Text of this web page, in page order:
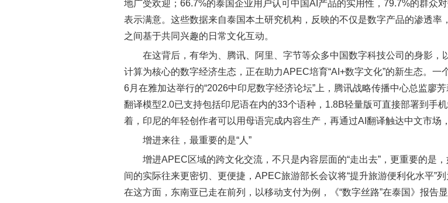
地广受欢迎；66.7%的泰国企业用户认可中国AI产品的实用性，79.7%的群众
表示满意。这些数据来自泰国本土研究机构，反映的不仅是数字产品的渗透率
之间基于共同兴趣的日常文化互动。
在这背后，有华为、腾讯、阿里、字节等众多中国数字科技公司的身影，
计算为核心的数字经济生态，正在助力APEC培育“AI+数字文化”的新生态。一
6月在雅加达举行的“2026中印尼数字经济论坛”上，腾讯战略传播中心总监廖
翻译模型2.0已支持包括印尼语在内的33个语种，1.8B轻量版可直接部署到手
着，印尼的年轻创作者可以用母语完成内容生产，再通过AI翻译触达中文市场
增进来往，最重要的是“人”
增进APEC区域的跨文化交流，不只是内容层面的“走出去”，更重要的是
间的实际往来更密切、更便捷，APEC旅游部长会议将“提升旅游便利化水平”列
在这方面，东南亚已走在前列，以移动支付为例，《“数字丝路”在泰国》报告